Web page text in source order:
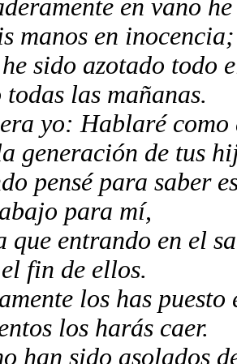
en vano
manos en inocencia;
sido azotado todo
las mañanas.
yo: Hablaré como
generación de tus
pensé para saber
para mí,
que entrando en el
fin de ellos.
los has puesto
los harás caer.
han sido asolados